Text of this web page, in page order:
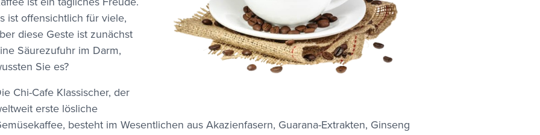
ist offensichtlich für viele,
diese Geste ist zunächst
Säurezufuhr im Darm,
Sie es?
Chi-Cafe Klassischer, der
erste lösliche
besteht im Wesentlichen aus Akazienfasern, Guarana-Extrakten, Ginseng